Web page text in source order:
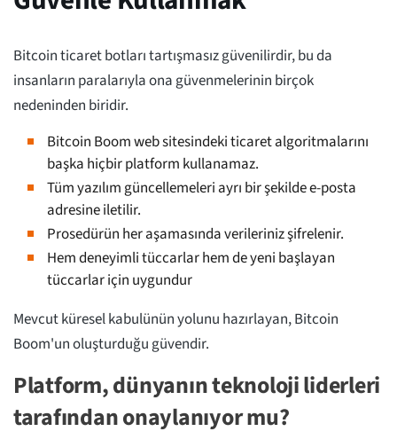
Bitcoin ticaret botları tartışmasız güvenilirdir, bu da
insanların paralarıyla ona güvenmelerinin birçok
nedeninden biridir.
Bitcoin Boom web sitesindeki ticaret algoritmalarını
başka hiçbir platform kullanamaz.
Tüm yazılım güncellemeleri ayrı bir şekilde e-posta
adresine iletilir.
Prosedürün her aşamasında verileriniz şifrelenir.
Hem deneyimli tüccarlar hem de yeni başlayan
tüccarlar için uygundur
Mevcut küresel kabulünün yolunu hazırlayan, Bitcoin
Boom'un oluşturduğu güvendir.
Platform, dünyanın teknoloji liderleri
tarafından onaylanıyor mu?